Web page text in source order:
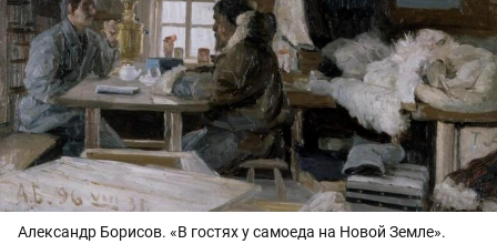
Александр Борисов. «В гостях у самоеда на Новой Земле».